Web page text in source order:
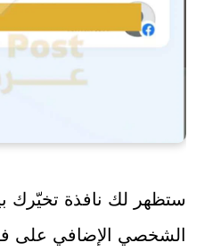
ستظهر لك نافذة تخيّرك
الشخصي الإضافي على